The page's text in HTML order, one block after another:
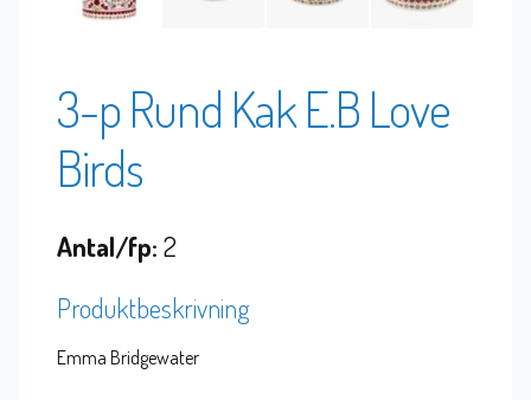
3-p Rund Kak E.B Love
Birds
Antal/fp: 2
Produktbeskrivning
Emma Bridgewater